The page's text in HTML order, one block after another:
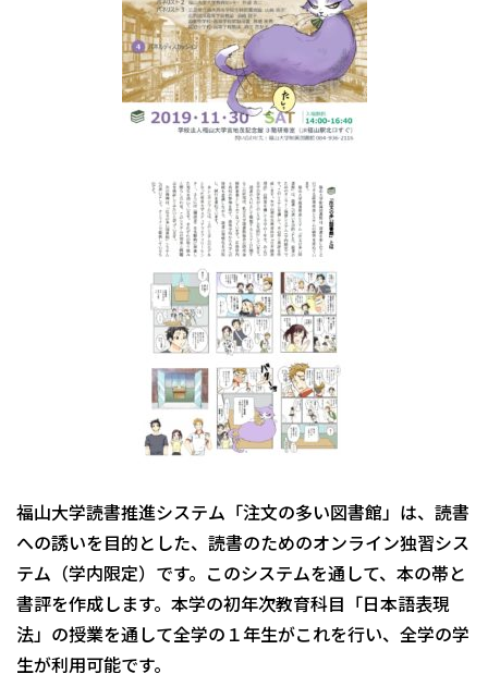
福山大学読書推進システム「注文の多い図書館」は、読書
への誘いを目的とした、読書のためのオンライン独習シス
テム（学内限定）です。このシステムを通して、本の帯と
書評を作成します。本学の初年次教育科目「日本語表現
法」の授業を通して全学の１年生がこれを行い、全学の学
生が利用可能です。